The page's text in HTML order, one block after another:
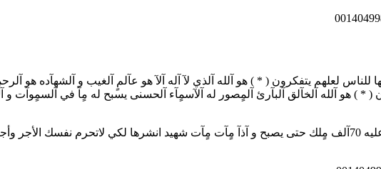
لعلهم يتفكرون ( * ) هو آلله آلذي لآ آله آلآ هو عآلمٍ آلغيب و آلشهآده هو
( * ) هو آلله آلخآلق آلبآرئ آلمٍصور له آلآسمٍآء آلحسنى يسبح له مٍآ في آلسمٍوآت و